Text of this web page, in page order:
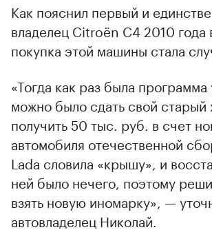
Как пояснил первый и
владелец Citroёn C4 2010 года
покупка этой машины стала
«Тогда как раз была программа
можно было сдать свой старый
получить 50 тыс. руб. в счет
автомобиля отечественной
Lada словила «крышу», и
ней было нечего, поэтому
взять новую иномарку», —
автовладелец Николай.